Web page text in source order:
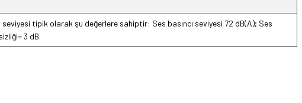
tipik olarak şu değerlere sahiptir: Ses basıncı seviyesi 72 dB(A); Ses
3 dB.